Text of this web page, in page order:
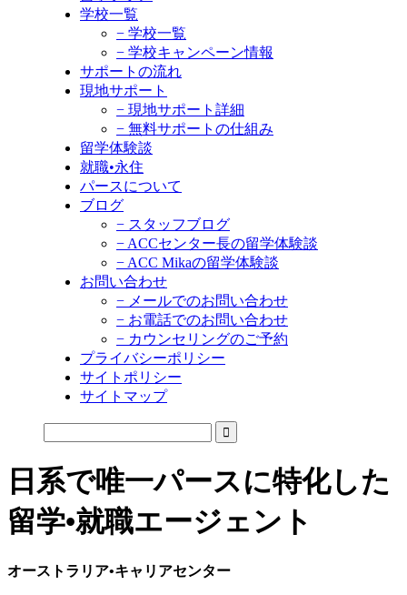
学校一覧
− 学校一覧
− 学校キャンペーン情報
サポートの流れ
現地サポート
− 現地サポート詳細
− 無料サポートの仕組み
留学体験談
就職•永住
パースについて
ブログ
− スタッフブログ
− ACCセンター長の留学体験談
− ACC Mikaの留学体験談
お問い合わせ
− メールでのお問い合わせ
− お電話でのお問い合わせ
− カウンセリングのご予約
プライバシーポリシー
サイトポリシー
サイトマップ
日系で唯一パースに特化した
留学•就職エージェント
オーストラリア•キャリアセンター